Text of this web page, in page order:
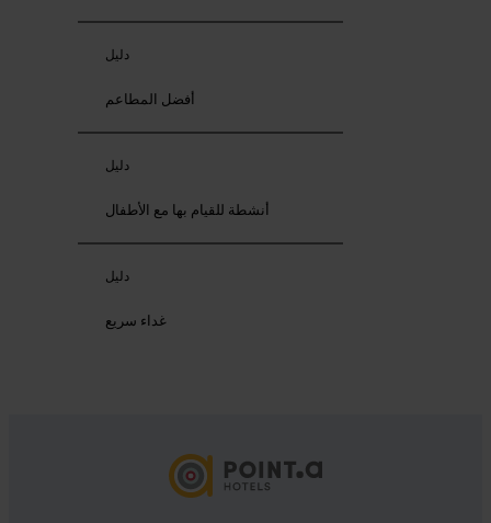
دليل
أفضل المطاعم
دليل
أنشطة للقيام بها مع الأطفال
دليل
غداء سريع